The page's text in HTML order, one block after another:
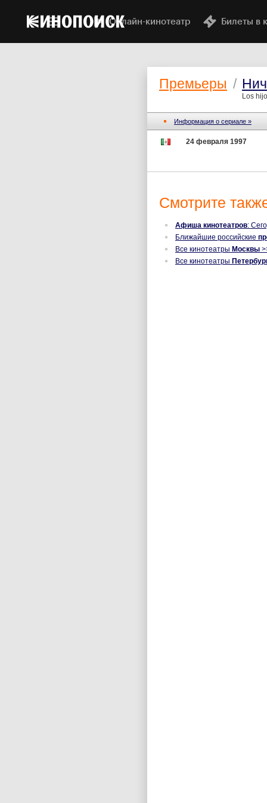
Онлайн-кинотеатр Билеты в
Премьеры /
Los
Информация о сериале »
24 февраля 1997
Смотрите
Афиша кинотеатров:
Ближайшие российские
Все кинотеатры Москвы
Все кинотеатры